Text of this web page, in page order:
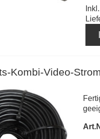
Kombi-Video-